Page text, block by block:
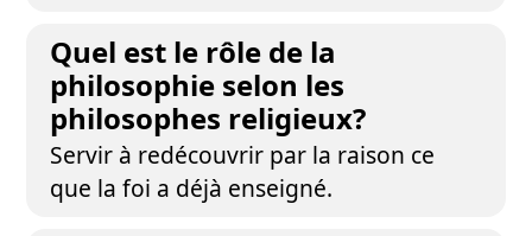
Quel est le rôle de la
philosophie selon les
philosophes religieux?
Servir à redécouvrir par la raison ce
que la foi a déjà enseigné.